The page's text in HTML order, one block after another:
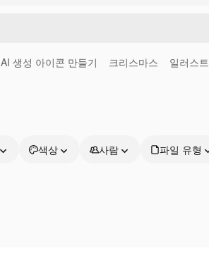
AI 생성 아이콘 만들기 크리스마스 일러스트
색상 사람 파일 유형